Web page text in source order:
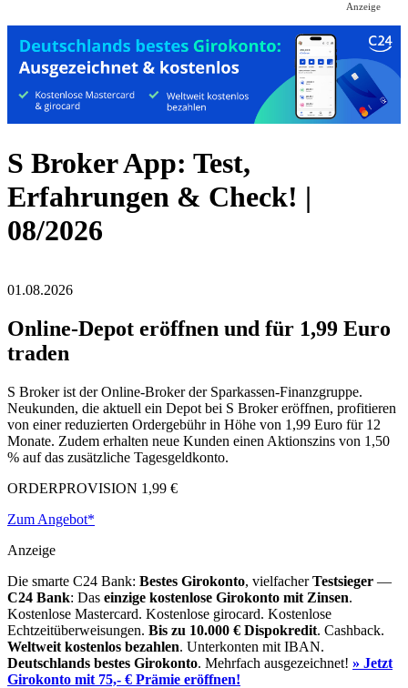
Anzeige
S Broker App: Test,
Erfahrungen & Check! |
08/2026
01.08.2026
Online-Depot eröffnen und für 1,99 Euro
traden
S Broker ist der Online-Broker der Sparkassen-Finanzgruppe.
Neukunden, die aktuell ein Depot bei S Broker eröffnen, profitieren
von einer reduzierten Ordergebühr in Höhe von 1,99 Euro für 12
Monate. Zudem erhalten neue Kunden einen Aktionszins von 1,50
% auf das zusätzliche Tagesgeldkonto.
ORDERPROVISION 1,99 €
Zum Angebot*
Anzeige
Die smarte C24 Bank: Bestes Girokonto, vielfacherTestsieger —
C24 Bank: Das einzige kostenlose Girokonto mit Zinsen.
Kostenlose Mastercard. Kostenlose girocard. Kostenlose
Echtzeitüberweisungen. Bis zu 10.000 € Dispokredit. Cashback.
Weltweit kostenlos bezahlen. Unterkonten mit IBAN.
Deutschlands bestes Girokonto. Mehrfach ausgezeichnet! » Jetzt
Girokonto mit 75,- € Prämie eröffnen!